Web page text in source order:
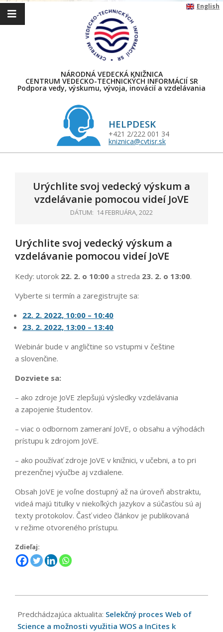
Skip
English
NÁRODNÁ VEDECKÁ KNIŽNICA
CENTRUM VEDECKO-TECHNICKÝCH INFORMÁCIÍ SR
Podpora vedy, výskumu, vývoja, inovácií a vzdelávania
HELPDESK
+421 2/222 001 34
kniznica@cvtisr.sk
Urýchlite svoj vedecký výskum a
vzdelávanie pomocou videí JoVE
DÁTUM: 14 FEBRUÁRA, 2022
Urýchlite svoj vedecký výskum a
vzdelávanie pomocou videí JoVE
Kedy: utorok 22. 2. o 10:00 a streda 23. 2. o 13:00.
Vyberte si termín a zaregistrujte sa:
22. 2. 2022, 10:00 – 10:40
23. 2. 2022, 13:00 – 13:40
Webinár bude v angličtine so vstupmi v češtine
a slovenčine.
Dozviete sa:
– ako zdroje JoVE zlepšujú výsledky vzdelávania
a zapojenie študentov.
– viac o odbornom zameraní JoVE, o obsahu a výhodách
prístupu k zdrojom JoVE.
– ako používať zdroje JoVE v knižnici, v učebni, a to pri
prezenčnej výučbe aj vzdialene.
Obsah JoVE je voľne dostupný až na úroveň abstraktu,
videá majú titulky v niekoľkých jazykov a súčasťou sú aj
texty protokolov. Časť video článkov je publikovaná
v režime otvoreného prístupu.
Zdieľaj:
02-
14
Predchádzajúca aktualita: Selekčný proces Web of
Science a možnosti využitia WOS a InCites k